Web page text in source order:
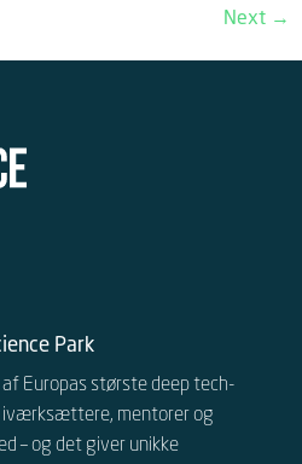
Next →
Park
af Europas største deep tech-
iværksættere, mentorer og
– og det giver unikke